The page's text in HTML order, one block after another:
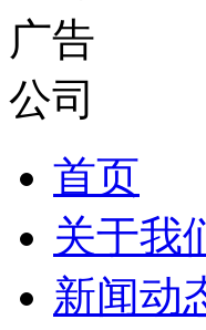
首页
关于我
新闻动